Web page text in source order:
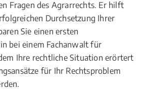
Fragen des Agrarrechts. Er hilft
Durchsetzung Ihrer
Sie einen ersten
bei einem Fachanwalt für
Ihre rechtliche Situation erörtert
für Ihr Rechtsproblem